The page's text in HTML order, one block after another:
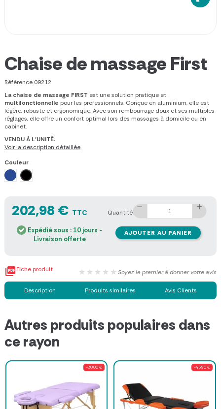
Chaise de massage First
Référence 09212
La chaise de massage FIRST est une solution pratique et
multifonctionnelle pour les professionnels. Conçue en aluminium, elle est
légère, robuste et ergonomique. Avec son rembourrage doux et ses multiples
réglages, elle offre un confort optimal lors des massages à domicile ou en
cabinet.
VENDU À L'UNITÉ.
Voir la description détaillée
Couleur
Bleu
Noir
202,98 € TTC
Expédié sous : 10 jours -
Livraison offerte
Quantité
AJOUTER AU PANIER
Fiche produit ★★★★★ Soyez le premier à donner votre avis
Description Produits similaires Avis Clients
Autres produits populaires dans
ce rayon
-30,00 € -45,90 €